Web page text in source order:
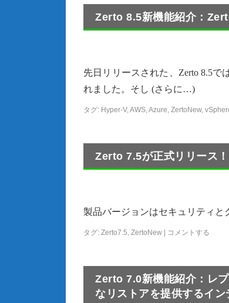
Zerto 8.5新機能紹介：
先日リリースされた、Zerto 8.5
れました。そし (さらに…)
タグ: Hyper-V,AWS,Azure, ZertoNew,
Zerto 7.5が正式リリース
製品バージョンはセキュリティと
タグ: Zerto7.5, ZertoNew | コメントする
Zerto 7.0新機能紹介：レ
なリストアを提供するイン